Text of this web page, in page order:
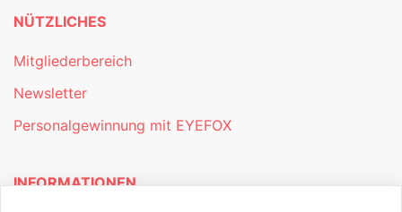
NÜTZLICHES
Mitgliederbereich
Newsletter
Personalgewinnung mit EYEFOX
INFORMATIONEN